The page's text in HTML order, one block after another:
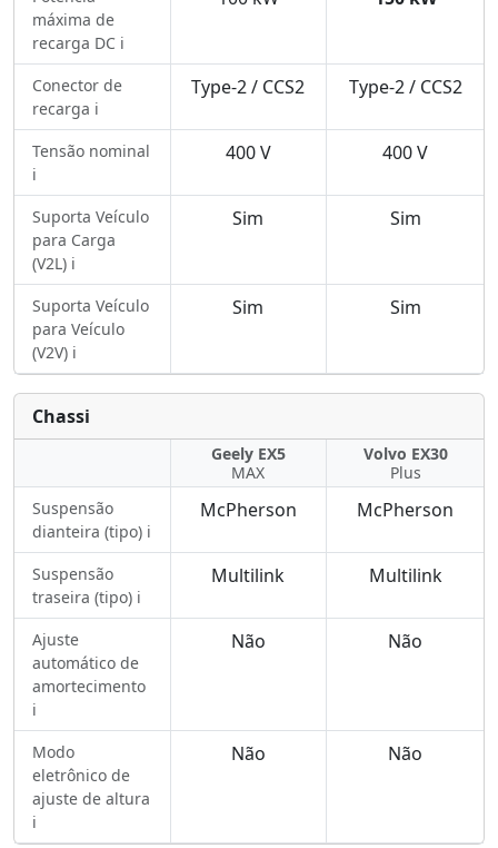
máxima de
recarga DC ℹ️
Conector de
recarga ℹ️
Type-2 / CCS2 Type-2 / CCS2
Tensão nominal
ℹ️
400 V 400 V
Suporta Veículo
para Carga
(V2L) ℹ️
Sim Sim
Suporta Veículo
para Veículo
(V2V) ℹ️
Sim Sim
Chassi
Geely EX5
MAX
Volvo EX30
Plus
Suspensão
dianteira (tipo) ℹ️
McPherson McPherson
Suspensão
traseira (tipo) ℹ️
Multilink Multilink
Ajuste
automático de
amortecimento
ℹ️
Não Não
Modo
eletrônico de
ajuste de altura
ℹ️
Não Não